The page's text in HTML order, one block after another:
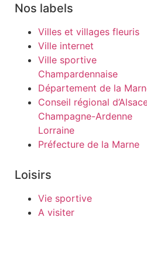
Nos labels
Villes et villages fleuris
Ville internet
Ville sportive
Champardennaise
Département de la
Conseil régional
Champagne-Ardenne
Lorraine
Préfecture de la Marne
Loisirs
Vie sportive
A visiter